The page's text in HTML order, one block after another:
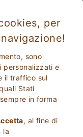
per
sono
personalizzati e
il traffico sul
Stati
in forma
, al fine di
la
PRENOTA
Ottimo
8.4